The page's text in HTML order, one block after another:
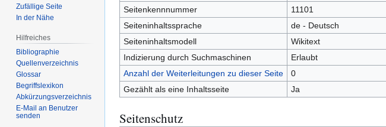
Seitenkennnummer
11101
Seiteninhaltssprache
de - Deutsch
Seiteninhaltsmodell
Wikitext
Indizierung durch Suchmaschinen
Erlaubt
Anzahl der Weiterleitungen zu dieser Seite
0
Gezählt als eine Inhaltsseite
Ja
Seitenschutz
Zufällige Seite
In der Nähe
Hilfreiches
Bibliographie
Quellenverzeichnis
Glossar
Begriffslexikon
Abkürzungsverzeichnis
E-Mail an Benutzer
senden